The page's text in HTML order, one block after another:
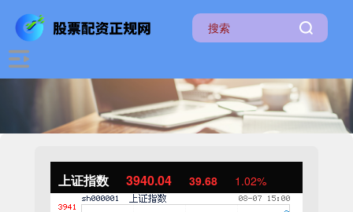
上证指数 3940.04 39.68 1.02%